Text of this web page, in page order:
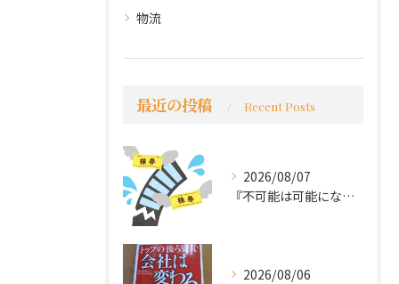
物流
最近の投稿 Recent Posts
2026/08/07
『不可能は可能になる』
2026/08/06